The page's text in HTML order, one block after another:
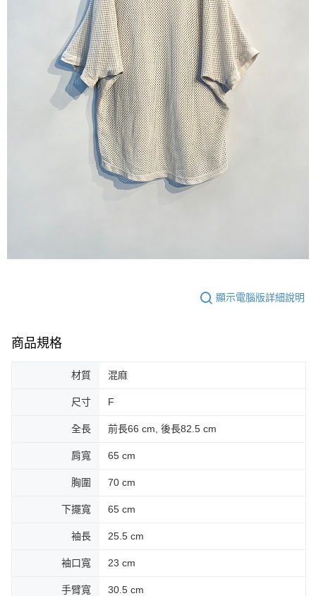
顯示電腦版詳細說明
商品規格
材質 混麻
尺寸 F
全長 前長66 cm, 後長82.5 cm
肩寬 65 cm
胸圍 70 cm
下擺寬 65 cm
袖長 25.5 cm
袖口寬 23 cm
手臂寬 30.5 cm